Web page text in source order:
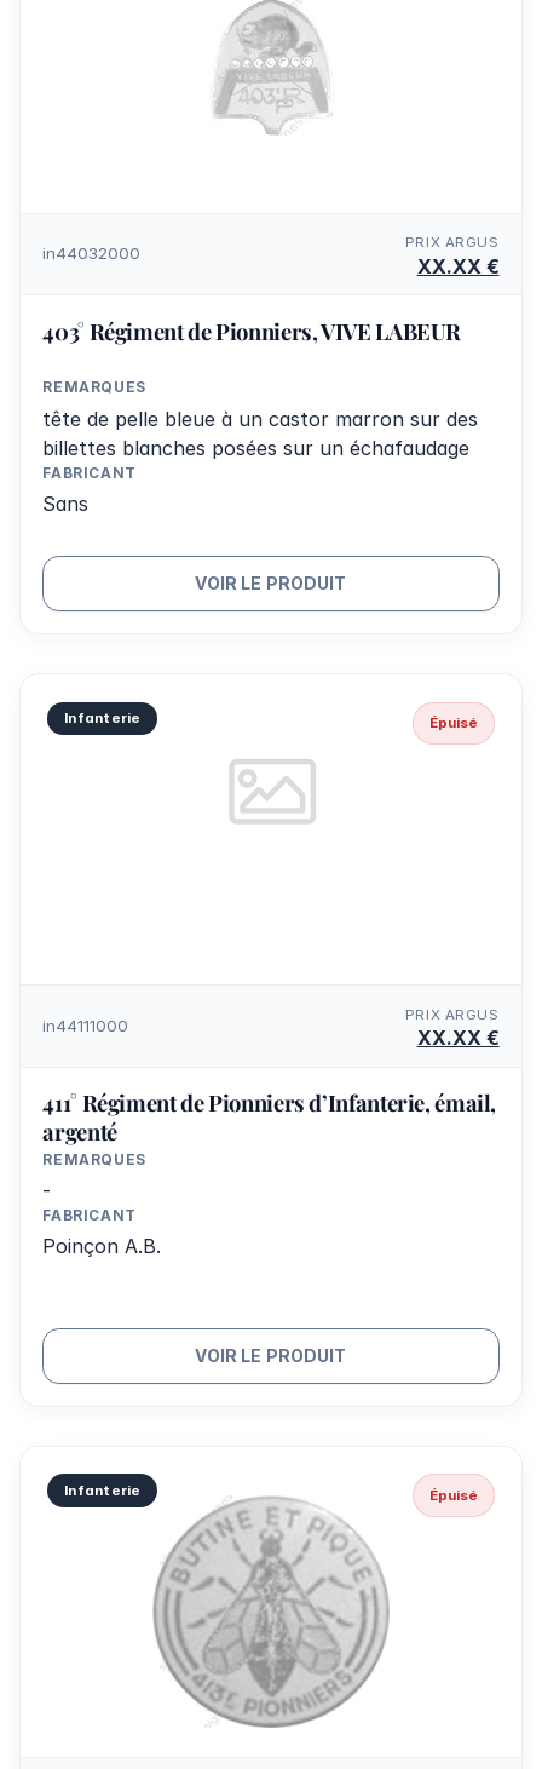
in44032000
PRIX ARGUS
XX.XX €
403° Régiment de Pionniers, VIVE LABEUR
REMARQUES
tête de pelle bleue à un castor marron sur des
billettes blanches posées sur un échafaudage
FABRICANT
Sans
VOIR LE PRODUIT
Infanterie Épuisé
in44111000
PRIX ARGUS
XX.XX €
411° Régiment de Pionniers d’Infanterie, émail,
argenté
REMARQUES
-
FABRICANT
Poinçon A.B.
VOIR LE PRODUIT
Infanterie Épuisé